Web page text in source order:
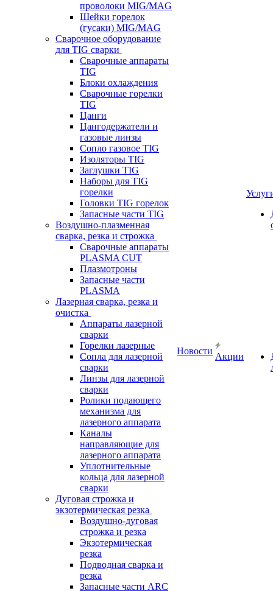
проволоки MIG/MAG
Шейки горелок
(гусаки) MIG/MAG
Сварочное оборудование
для TIG сварки
Сварочные аппараты
TIG
Блоки охлаждения
Сварочные горелки
TIG
Цанги
Цангодержатели и
газовые линзы
Сопло газовое TIG
Изоляторы TIG
Заглушки TIG
Наборы для TIG
горелки
Головки TIG горелок
Запасные части TIG
Воздушно-плазменная
сварка, резка и строжка
Сварочные аппараты
PLASMA CUT
Плазмотроны
Запасные части
PLASMA
Лазерная сварка, резка и
очистка
Аппараты лазерной
сварки
Горелки лазерные
Сопла для лазерной
сварки
Линзы для лазерной
сварки
Ролики подающего
механизма для
лазерного аппарата
Каналы
направляющие для
лазерного аппарата
Уплотнительные
кольца для лазерной
сварки
Дуговая строжка и
экзотермическая резка
Воздушно-дуговая
строжка и резка
Экзотермическая
резка
Подводная сварка и
резка
Запасные части ARC
Новости
Акции